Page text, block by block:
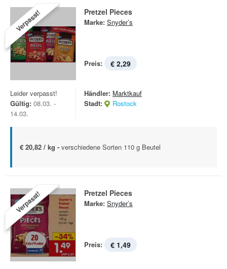
Verpasst! Pretzel Pieces
Marke: Snyder’s
Preis: € 2,29
Leider verpasst!
Gültig: 08.03. -
14.03.
Händler: Marktkauf
Stadt:
Rostock
€ 20,82 / kg - verschiedene Sorten 110 g Beutel
Verpasst! Pretzel Pieces
Marke: Snyder’s
Preis: € 1,49